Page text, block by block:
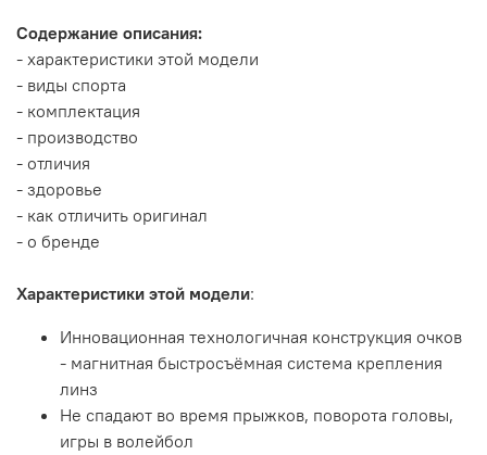
Содержание описания:
- характеристики этой модели
- виды спорта
- комплектация
- производство
- отличия
- здоровье
- как отличить оригинал
- о бренде
Характеристики этой модели:
Инновационная технологичная конструкция очков
- магнитная быстросъёмная система крепления
линз
Не спадают во время прыжков, поворота головы,
игры в волейбол